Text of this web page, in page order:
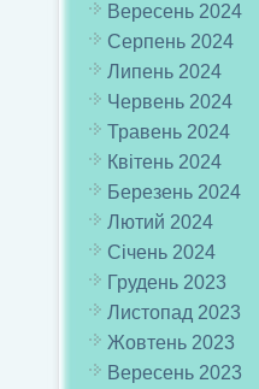
Вересень 2024
Серпень 2024
Липень 2024
Червень 2024
Травень 2024
Квітень 2024
Березень 2024
Лютий 2024
Січень 2024
Грудень 2023
Листопад 2023
Жовтень 2023
Вересень 2023